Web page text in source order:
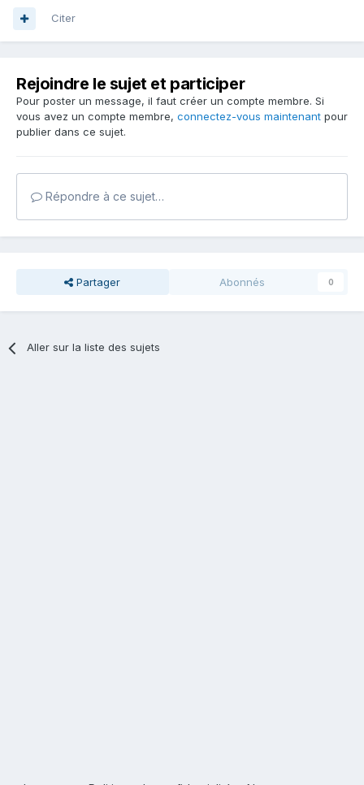
Citer
Rejoindre le sujet et participer
Pour poster un message, il faut créer un compte membre. Si
vous avez un compte membre, connectez-vous maintenant pour
publier dans ce sujet.
Répondre à ce sujet…
Partager Abonnés 0
Aller sur la liste des sujets